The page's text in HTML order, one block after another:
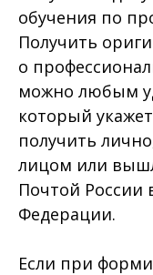
обучения по
Получить
о
можно любым
который
получить
лицом или
Почтой России
Федерации.
Если при